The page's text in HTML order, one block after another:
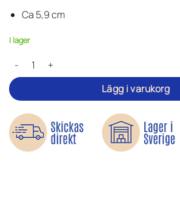
Ca 5,9 cm
I lager
Somrig prästkrage - Tygmärke mängd
Lägg i varukorg